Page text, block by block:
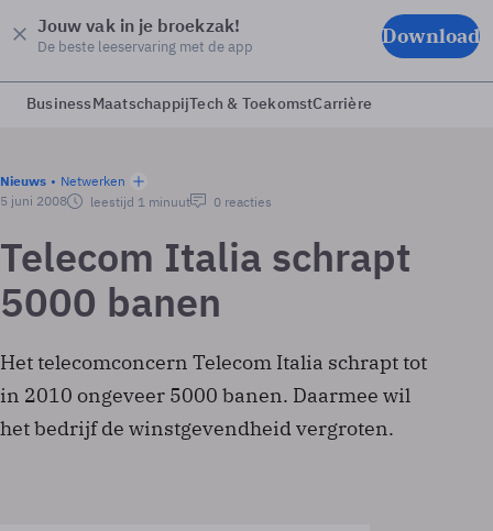
Jouw vak in je broekzak!
De beste leeservaring met de app Download
BusinessMaatschappijTech & ToekomstCarrière
Nieuws
Netwerken
5 juni 2008
leestijd 1 minuut 0 reacties
Telecom Italia schrapt
5000 banen
Het telecomconcern Telecom Italia schrapt tot
in 2010 ongeveer 5000 banen. Daarmee wil
het bedrijf de winstgevendheid vergroten.